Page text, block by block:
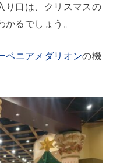
り口は、クリスマスの
るでしょう。
ベニアメダリオンの機